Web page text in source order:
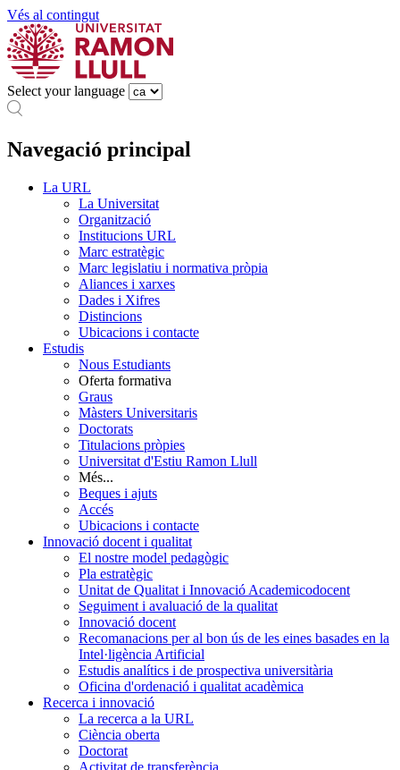
Vés al contingut
Select your language
Navegació principal
La URL
La Universitat
Organització
Institucions URL
Marc estratègic
Marc legislatiu i normativa pròpia
Aliances i xarxes
Dades i Xifres
Distincions
Ubicacions i contacte
Estudis
Nous Estudiants
Oferta formativa
Graus
Màsters Universitaris
Doctorats
Titulacions pròpies
Universitat d'Estiu Ramon Llull
Més...
Beques i ajuts
Accés
Ubicacions i contacte
Innovació docent i qualitat
El nostre model pedagògic
Pla estratègic
Unitat de Qualitat i Innovació Academicodocent
Seguiment i avaluació de la qualitat
Innovació docent
Recomanacions per al bon ús de les eines basades en la
Intel·ligència Artificial
Estudis analítics i de prospectiva universitària
Oficina d'ordenació i qualitat acadèmica
Recerca i innovació
La recerca a la URL
Ciència oberta
Doctorat
Activitat de transferència